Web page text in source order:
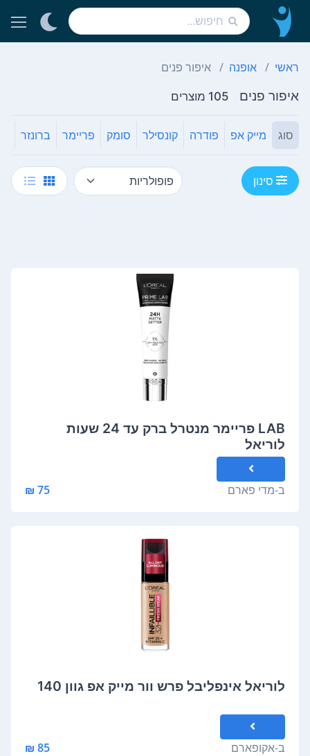
ראשי אופנה איפור פנים
איפור פנים 105 מוצרים
סוג מייק אפ פודרה קונסילר סומק פריימר ברונזר
סינון
LAB פריימר מנטרל ברק עד 24 שעות
לוריאל
ב-מדי פארם 75 ₪
לוריאל אינפליבל פרש וור מייק אפ גוון 140
ב-אקופארם 85 ₪